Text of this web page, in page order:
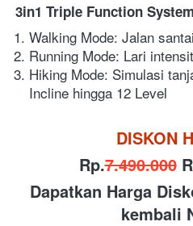
3in1 Triple Function
Walking Mode: Jalan
Running Mode: Lari
Hiking Mode: Simulasi
Incline hingga 12 Level
DISKON
Rp.7.490.000
Dapatkan Harga
kembali